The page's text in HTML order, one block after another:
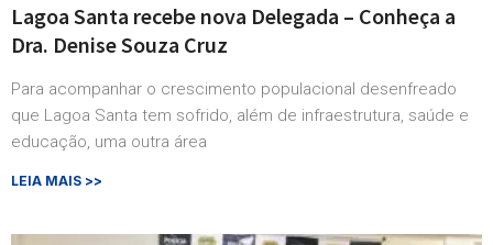
Lagoa Santa recebe nova Delegada – Conheça a
Dra. Denise Souza Cruz
Para acompanhar o crescimento populacional desenfreado
que Lagoa Santa tem sofrido, além de infraestrutura, saúde e
educação, uma outra área
LEIA MAIS >>